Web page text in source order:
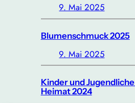
9. Mai 2025
Blumenschmuck 2025
9. Mai 2025
Kinder und
Heimat 2024